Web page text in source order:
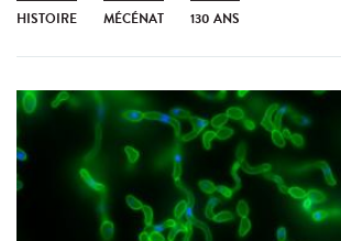
HISTOIRE MÉCÉNAT 130 ANS